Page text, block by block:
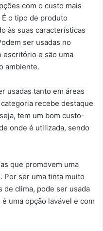
com o custo mais
o tipo de produto
às suas características
ser usadas no
escritório e são uma
ambiente.
usadas tanto em áreas
recebe destaque
tem um bom custo-
onde é utilizada, sendo
que promovem uma
Por ser uma tinta muito
clima, pode ser usada
uma opção lavável e com